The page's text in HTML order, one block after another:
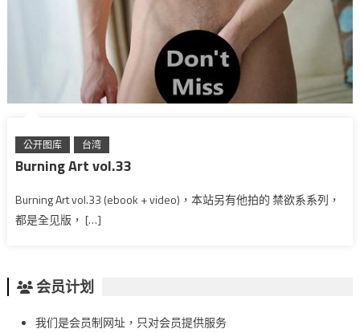
公开图库 台湾
Burning Art vol.33
Burning Art vol.33 (ebook + video)，本站另有他拍的 禁欲系系列，
都是全见版， […]
会员计划
我们是会员制网址，只对会员提供服务